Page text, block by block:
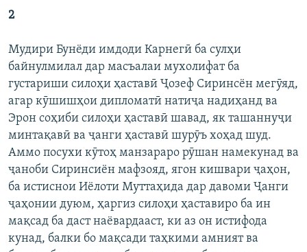
2
Мудири Бунёди имдоди Карнегӣ ба сулҳи
байнулмилал дар масъалаи мухолифат ба
густариши силоҳи ҳаставӣ Ҷозеф Сиринсён мегӯяд,
агар кӯшишҳои дипломатӣ натиҷа надиҳанд ва
Эрон соҳиби силоҳи ҳаставӣ шавад, як ташаннуҷи
минтақавӣ ва ҷанги ҳаставӣ шурӯъ хоҳад шуд.
Аммо посухи кӯтоҳ манзараро рӯшан намекунад ва
ҷаноби Сиринсиён мафзояд, ягон кишвари ҷаҳон,
ба истиснои Иёлоти Муттаҳида дар давоми Ҷанги
ҷаҳонии дуюм, ҳаргиз силоҳи ҳаставиро ба ин
мақсад ба даст наёвардааст, ки аз он истифода
кунад, балки бо мақсади таҳкими амният ва